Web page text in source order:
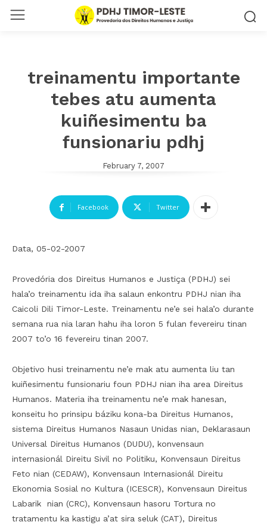
treinamentu importante
tebes atu aumenta
kuiñesimentu ba
funsionariu pdhj
February 7, 2007
Facebook Twitter
Data, 05-02-2007
Provedória dos Direitus Humanos e Justiça (PDHJ) sei
hala’o treinamentu ida iha salaun enkontru PDHJ nian iha
Caicoli Dili Timor-Leste. Treinamentu ne’e sei hala’o durante
semana rua nia laran hahu iha loron 5 fulan fevereiru tinan
2007 to’o 16 fevereiru tinan 2007.
Objetivo husi treinamentu ne’e mak atu aumenta liu tan
kuiñesimentu funsionariu foun PDHJ nian iha area Direitus
Humanos. Materia iha treinamentu ne’e mak hanesan,
konseitu ho prinsipu báziku kona-ba Direitus Humanos,
sistema Direitus Humanos Nasaun Unidas nian, Deklarasaun
Universal Direitus Humanos (DUDU), konvensaun
internasionál Direitu Sivil no Politiku, Konvensaun Direitus
Feto nian (CEDAW), Konvensaun Internasionál Direitu
Ekonomia Sosial no Kultura (ICESCR), Konvensaun Direitus
Labarik nian (CRC), Konvensaun hasoru Tortura no
tratamentu ka kastigu a’at sira seluk (CAT), Direitus